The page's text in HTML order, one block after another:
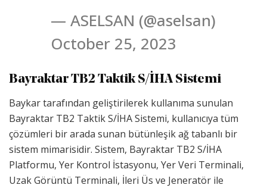
— ASELSAN (@aselsan)
October 25, 2023
Bayraktar TB2 Taktik S/İHA Sistemi
Baykar tarafından geliştirilerek kullanıma sunulan
Bayraktar TB2 Taktik S/İHA Sistemi, kullanıcıya tüm
çözümleri bir arada sunan bütünleşik ağ tabanlı bir
sistem mimarisidir. Sistem, Bayraktar TB2 S/İHA
Platformu, Yer Kontrol İstasyonu, Yer Veri Terminali,
Uzak Görüntü Terminali, İleri Üs ve Jeneratör ile